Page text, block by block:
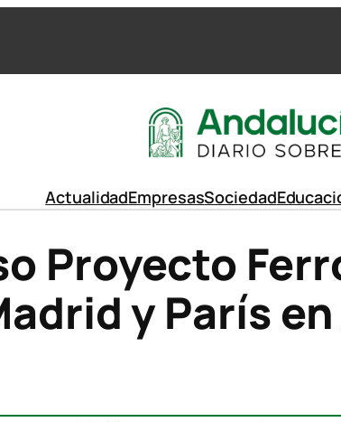
ActualidadEmpresasSociedad
Proyecto
y París